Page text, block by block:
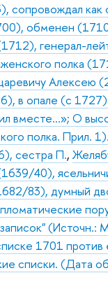
как
обменен
генерал-
полка
Алексею
в опале (с
вместе…»; О
полка. Прил. 1).
сестра П.,
40),
83), думный
1701
списки. (Дата